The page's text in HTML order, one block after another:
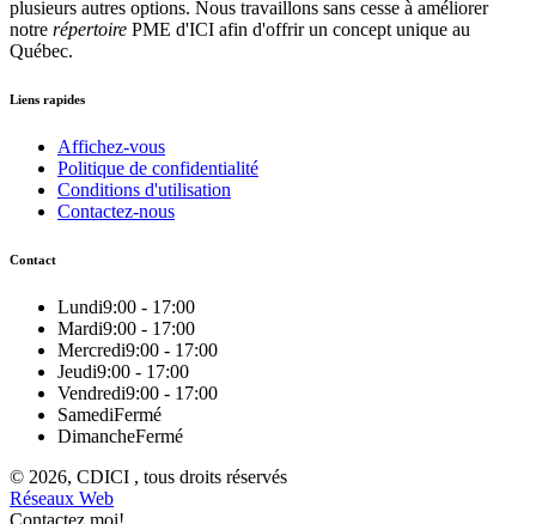
plusieurs autres options. Nous travaillons sans cesse à améliorer
notre répertoire PME d'ICI afin d'offrir un concept unique au
Québec.
Liens rapides
Affichez-vous
Politique de confidentialité
Conditions d'utilisation
Contactez-nous
Contact
Lundi9:00 - 17:00
Mardi9:00 - 17:00
Mercredi9:00 - 17:00
Jeudi9:00 - 17:00
Vendredi9:00 - 17:00
SamediFermé
DimancheFermé
© 2026, CDICI , tous droits réservés
Réseaux Web
Contactez moi!